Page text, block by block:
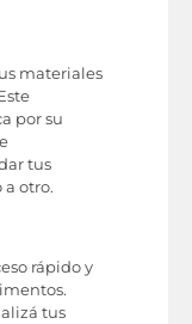
materiales
por su
tus
otro.
rápido y
tus